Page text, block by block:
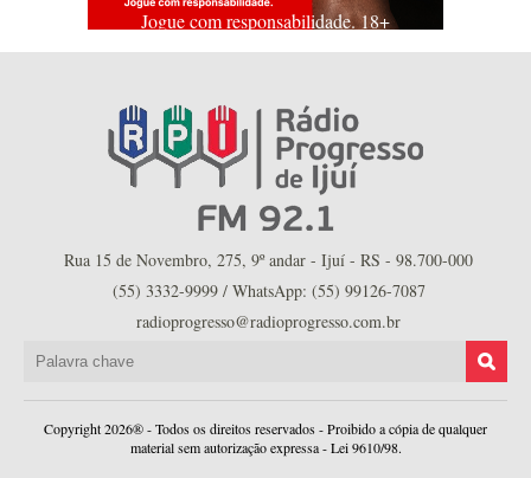
Jogue com responsabilidade. 18+
Rua 15 de Novembro, 275, 9º andar - Ijuí - RS - 98.700-000
(55) 3332-9999 / WhatsApp: (55) 99126-7087
radioprogresso@radioprogresso.com.br
Copyright 2026® - Todos os direitos reservados - Proibido a cópia de qualquer
material sem autorização expressa - Lei 9610/98.